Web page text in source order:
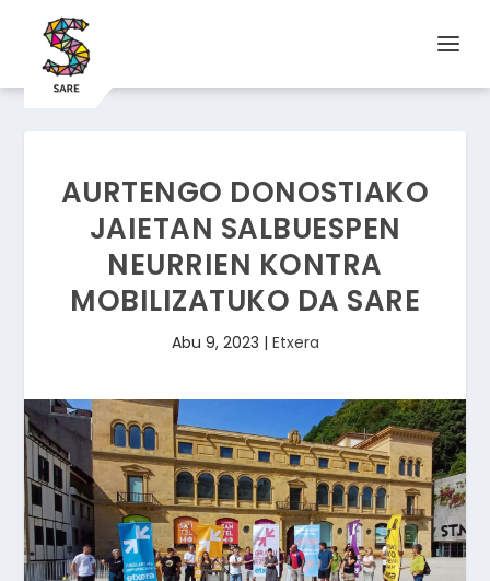
AURTENGO DONOSTIAKO
JAIETAN SALBUESPEN
NEURRIEN KONTRA
MOBILIZATUKO DA SARE
Abu 9, 2023 | Etxera